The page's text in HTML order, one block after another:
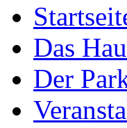
Das
Der